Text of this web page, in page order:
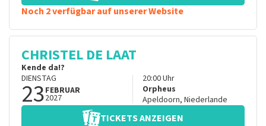
Noch 2 verfügbar auf unserer Website
CHRISTEL DE LAAT
Kende da!?
DIENSTAG
23FEBRUAR
2027
20:00Uhr
Orpheus
Apeldoorn, Niederlande
TICKETS ANZEIGEN